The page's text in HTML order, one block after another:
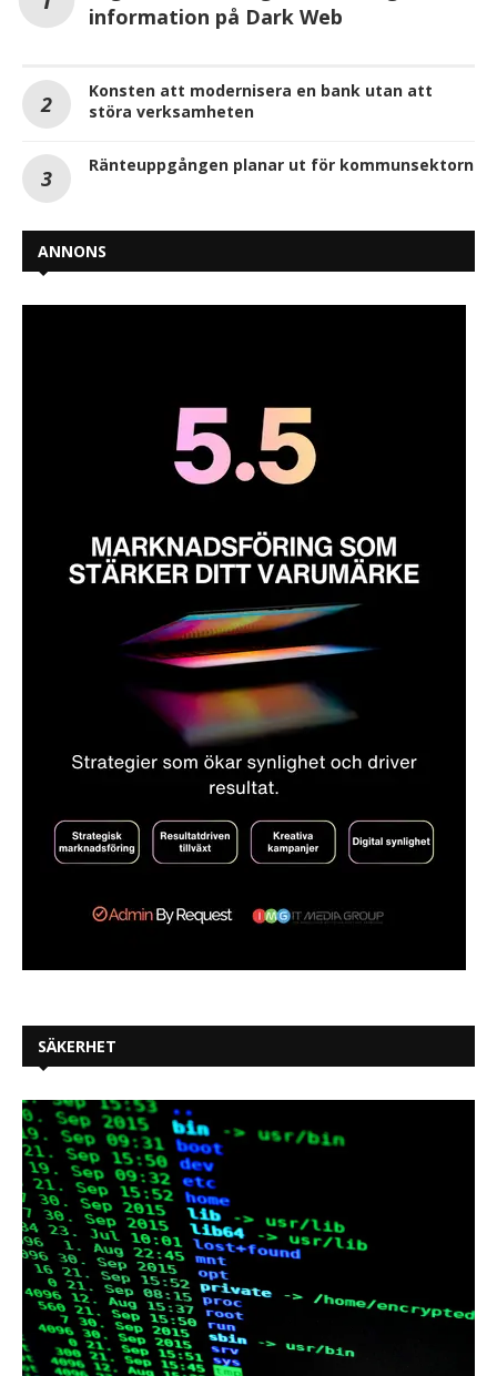
information på Dark Web
Konsten att modernisera en bank utan att
störa verksamheten
Ränteuppgången planar ut för kommunsektorn
ANNONS
SÄKERHET